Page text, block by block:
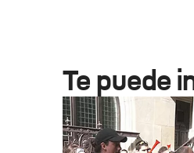
Te puede